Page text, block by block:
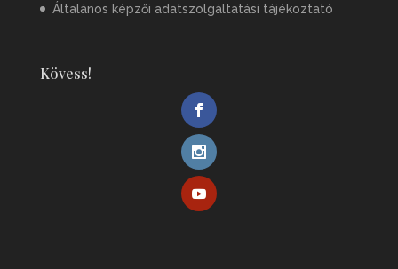
Általános képzői adatszolgáltatási tájékoztató
Kövess!